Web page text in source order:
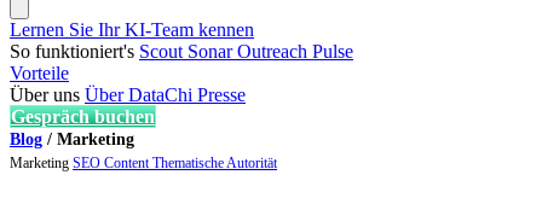
Lernen Sie Ihr KI-Team kennen
So funktioniert's Scout SonarOutreach Pulse
Vorteile
Über uns Über DataChi Presse
Gespräch buchen
Blog / Marketing
Marketing SEO ContentThematische Autorität